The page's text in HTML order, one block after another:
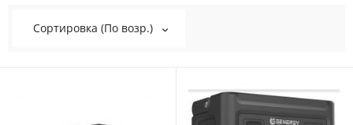
Сортировка (По возр.)